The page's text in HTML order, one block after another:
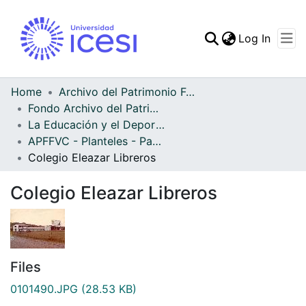
Log In
Home
Archivo del Patrimonio Fotográfico y Fílmico del Valle del Cauca
Fondo Archivo del Patrimonio Fotográfico y Fílmico del Valle del Cauca
La Educación y el Deporte
APFFVC - Planteles - Patrimonial
Colegio Eleazar Libreros
Colegio Eleazar Libreros
Files
0101490.JPG (28.53 KB)